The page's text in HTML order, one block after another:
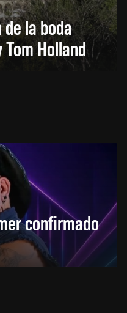
la boda
Holland
confirmado